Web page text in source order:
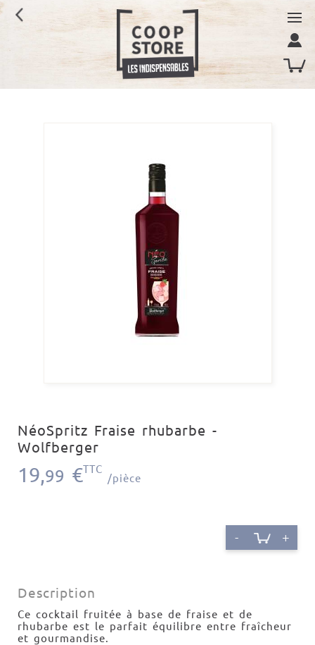
NéoSpritz Fraise rhubarbe -
Wolfberger
19,99 €TTC
/pièce
- +
Description
Ce cocktail fruitée à base de fraise et de
rhubarbe est le parfait équilibre entre fraîcheur
et gourmandise.